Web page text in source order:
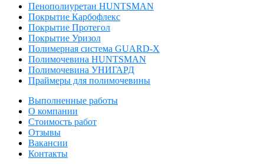
Пенополиуретан HUNTSMAN
Покрытие Карбофлекс
Покрытие Протегол
Покрытие Уризол
Полимерная система GUARD-X
Полимочевина HUNTSMAN
Полимочевина УНИГАРД
Праймеры для полимочевины
Выполненные работы
О компании
Стоимость работ
Отзывы
Вакансии
Контакты